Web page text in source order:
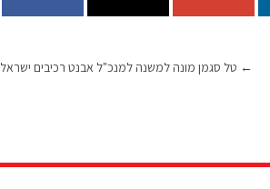
← טל סגמן מונה למשנה למנכ"ל אבנט רכיבים ישראל